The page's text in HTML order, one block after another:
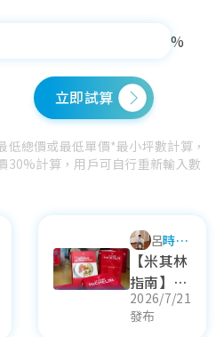
%
立即試算
低總價或最低單價*最小坪數計算，
30%計算，用戶可自行重新輸入數
呂國瑋
時事
議題
【米其林
指南】
2026 米
其林餐廳
2026/7/21
發布